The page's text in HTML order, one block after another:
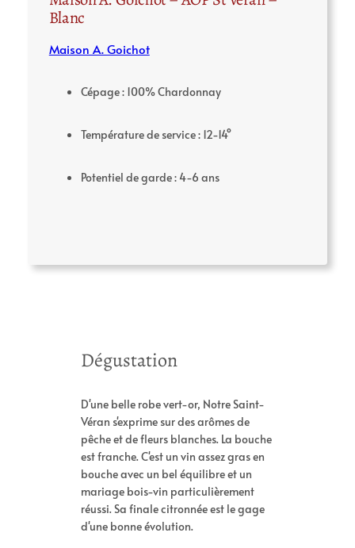
Blanc
Maison A. Goichot
Cépage : 100% Chardonnay
Température de service : 12-14°
Potentiel de garde : 4-6 ans
tt
b
u
t
s
a
e
u
r
Dégustation
D'une belle robe vert-or, Notre Saint-
Véran s'exprime sur des arômes de
pêche et de fleurs blanches. La bouche
est franche. C'est un vin assez gras en
bouche avec un bel équilibre et un
mariage bois-vin particulièrement
réussi. Sa finale citronnée est le gage
d'une bonne évolution.